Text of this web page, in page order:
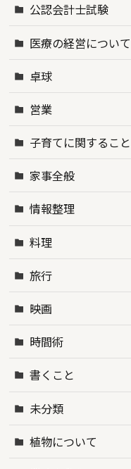
公認会計士試験
医療の経営について
卓球
営業
子育てに関すること
家事全般
情報整理
料理
旅行
映画
時間術
書くこと
未分類
植物について